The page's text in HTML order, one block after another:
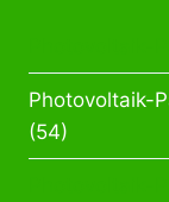
Photovoltaik-
(54)